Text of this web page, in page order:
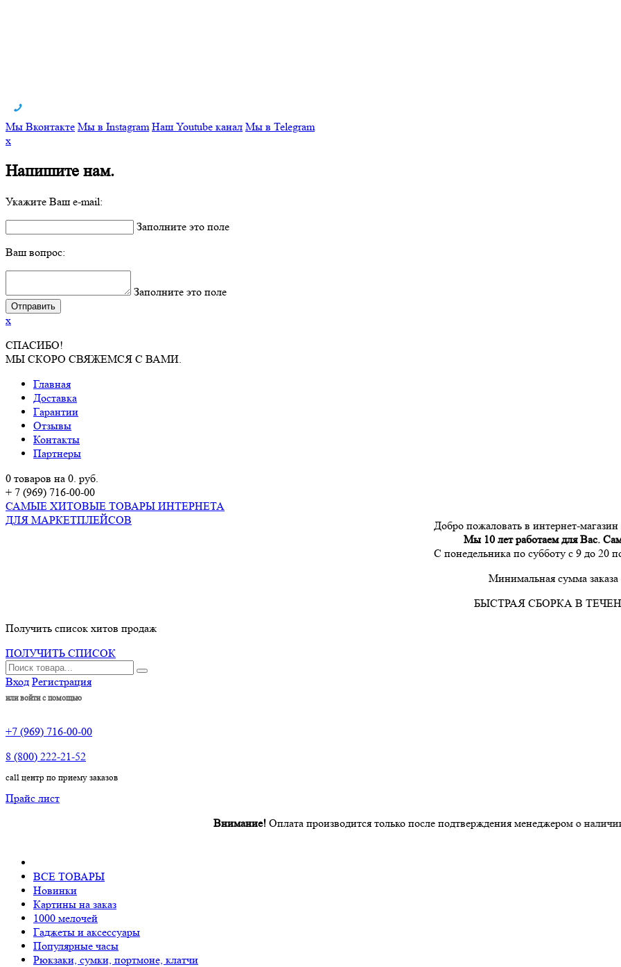
Мы Вконтакте Мы в Instagram Наш Youtube канал Мы в Telegram
x
Напишите нам.
Укажите Ваш e-mail:
Заполните это поле
Ваш вопрос:
Заполните это поле
x
СПАСИБО!
МЫ СКОРО СВЯЖЕМСЯ С ВАМИ.
Главная
Доставка
Гарантии
Отзывы
Контакты
Партнеры
0 товаров на 0. руб.
+ 7 (969) 716-00-00
САМЫЕ ХИТОВЫЕ ТОВАРЫ ИНТЕРНЕТА
ДЛЯ МАРКЕТПЛЕЙСОВ
Добро пожаловать в интернет-
Мы 10 лет работаем для Вас.
С понедельника по субботу с 9 до 20
Минимальная сумма заказа
БЫСТРАЯ СБОРКА В
Получить список хитов продаж
ПОЛУЧИТЬ СПИСОК
Вход Регистрация
или войти с помощью
+7 (969) 716-00-00
8 (800) 222-21-52
call центр по приему заказов
Прайс лист
Внимание!Оплата производится только после подтверждения менеджером о наличии
ВСЕ ТОВАРЫ
Новинки
Картины на заказ
1000 мелочей
Гаджеты и аксессуары
Популярные часы
Рюкзаки, сумки, портмоне, клатчи